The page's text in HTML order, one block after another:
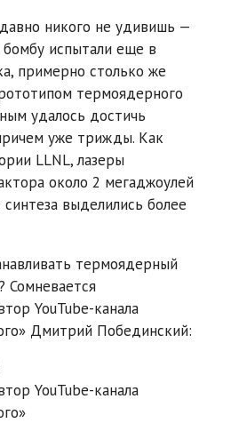
никого не удивишь —
испытали еще в
примерно столько же
термоядерного
удалось достичь
уже трижды. Как
LLNL, лазеры
около 2 мегаджоулей
синтеза выделились более
термоядерный
Сомневается
YouTube-канала
Дмитрий Побединский:
YouTube-канала